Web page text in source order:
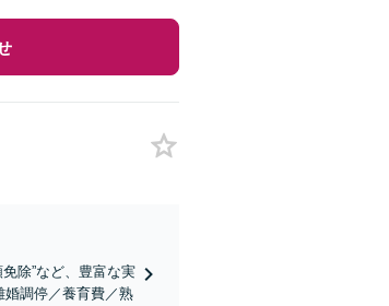
除”など、豊富な実
婚調停／養育費／熟